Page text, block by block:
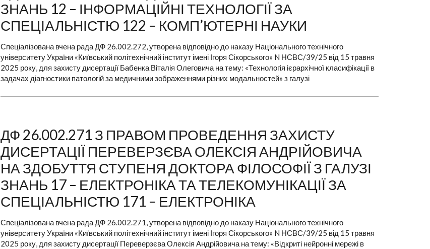
ЗНАНЬ 12 – ІНФОРМАЦІЙНІ ТЕХНОЛОГІЇ ЗА
СПЕЦІАЛЬНІСТЮ 122 – КОМП’ЮТЕРНІ НАУКИ
Спеціалізована вчена рада ДФ 26.002.272, утворена відповідно до наказу Національного технічного
університету України «Київський політехнічний інститут імені Ігоря Сікорського» N НСВС/39/25 від 15 травня
2025 року, для захисту дисертації Бабенка Віталія Олеговича на тему: «Технологія ієрархічної класифікації в
задачах діагностики патологій за медичними зображеннями різних модальностей» з галузі
ДФ 26.002.271 З ПРАВОМ ПРОВЕДЕННЯ ЗАХИСТУ
ДИСЕРТАЦІЇ ПЕРЕВЕРЗЄВА ОЛЕКСІЯ АНДРІЙОВИЧА
НА ЗДОБУТТЯ СТУПЕНЯ ДОКТОРА ФІЛОСОФІЇ З ГАЛУЗІ
ЗНАНЬ 17 – ЕЛЕКТРОНІКА ТА ТЕЛЕКОМУНІКАЦІЇ ЗА
СПЕЦІАЛЬНІСТЮ 171 – ЕЛЕКТРОНІКА
Спеціалізована вчена рада ДФ 26.002.271, утворена відповідно до наказу Національного технічного
університету України «Київський політехнічний інститут імені Ігоря Сікорського» N НСВС/39/25 від 15 травня
2025 року, для захисту дисертації Переверзєва Олексія Андрійовича на тему: «Відкриті нейронні мережі в